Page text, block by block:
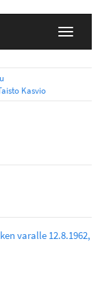
Kasvio
varalle 12.8.1962,